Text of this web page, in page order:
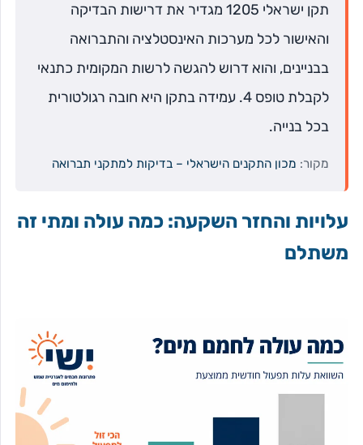
תקן ישראלי 1205 מגדיר את דרישות הבדיקה
והאישור לכל מערכות האינסטלציה והתברואה
בבניינים, והוא דרוש להגשה לרשות המקומית כתנאי
לקבלת טופס 4. עמידה בתקן היא חובה רגולטורית
בכל בנייה.
מקור: מכון התקנים הישראלי – בדיקות למתקני תברואה
עלויות והחזר השקעה: כמה עולה ומתי זה
משתלם